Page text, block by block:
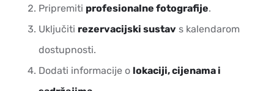
Pripremiti profesionalne fotografije.
Uključiti rezervacijski sustav s kalendarom
dostupnosti.
Dodati informacije o lokaciji, cijenama i